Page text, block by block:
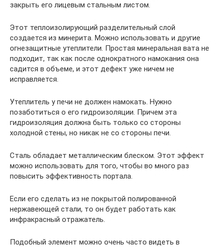
закрыть его лицевым стальным листом.
Этот теплоизолирующий разделительный слой
создается из минерита. Можно использовать и другие
огнезащитные утеплители. Простая минеральная вата не
подходит, так как после однократного намокания она
садится в объеме, и этот дефект уже ничем не
исправляется.
Утеплитель у печи не должен намокать. Нужно
позаботиться о его гидроизоляции. Причем эта
гидроизоляция должна быть только со стороны
холодной стены, но никак не со стороны печи.
Сталь обладает металлическим блеском. Этот эффект
можно использовать для того, чтобы во много раз
повысить эффективность портала.
Если его сделать из не покрытой полированной
нержавеющей стали, то он будет работать как
инфракрасный отражатель.
Подобный элемент можно очень часто видеть в